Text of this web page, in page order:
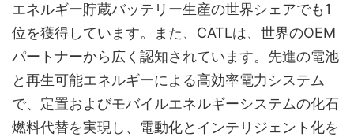
エネルギー貯蔵バッテリー生産の世界シェアでも1
位を獲得しています。また、CATLは、世界のOEM
パートナーから広く認知されています。先進の電池
と再生可能エネルギーによる高効率電力システム
で、定置およびモバイルエネルギーシステムの化石
燃料代替を実現し、電動化とインテリジェント化を